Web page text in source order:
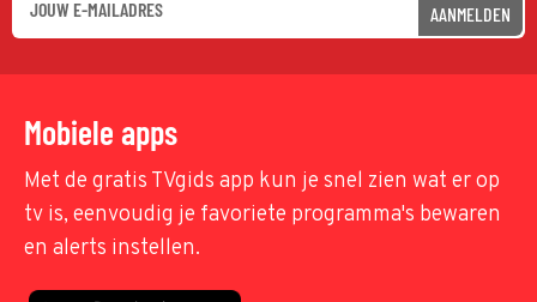
AANMELDEN
Mobiele apps
Met de gratis TVgids app kun je snel zien wat er op
tv is, eenvoudig je favoriete programma's bewaren
en alerts instellen.